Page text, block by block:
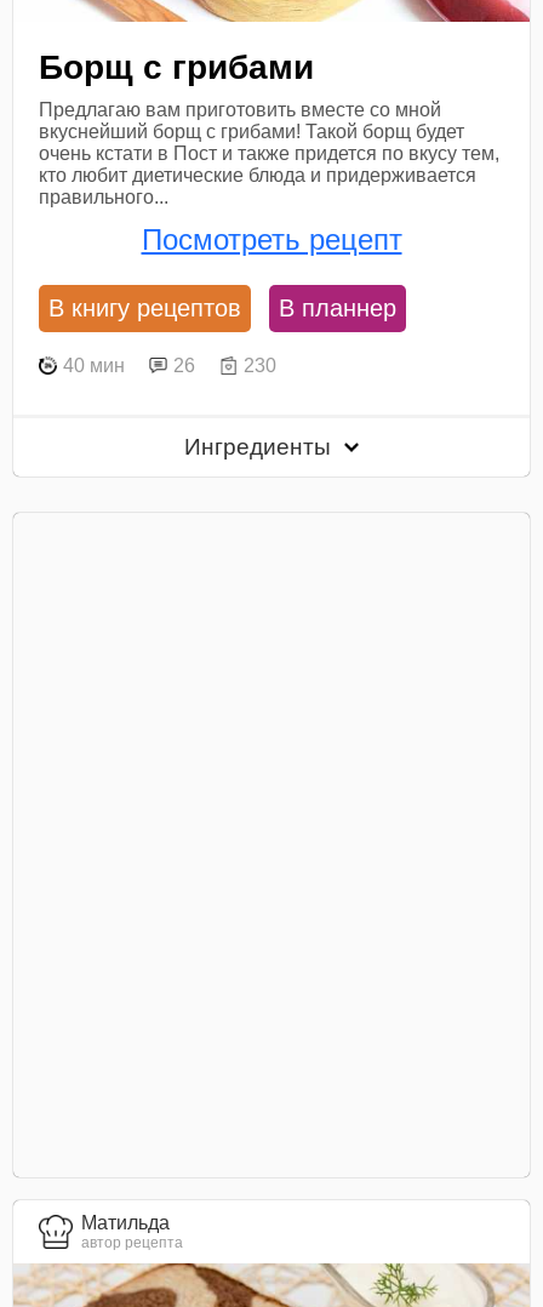
Борщ с грибами
Предлагаю вам приготовить вместе со мной
вкуснейший борщ с грибами! Такой борщ будет
очень кстати в Пост и также придется по вкусу тем,
кто любит диетические блюда и придерживается
правильного...
Посмотреть рецепт
В книгу рецептов В планнер
40 мин 26 230
Ингредиенты
Матильда
автор рецепта